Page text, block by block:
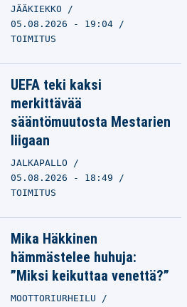
JÄÄKIEKKO
05.08.2026 - 19:04
TOIMITUS
UEFA teki kaksi
merkittävää
sääntömuutosta Mestarien
liigaan
JALKAPALLO
05.08.2026 - 18:49
TOIMITUS
Mika Häkkinen
hämmästelee huhuja:
”Miksi keikuttaa venettä?”
MOOTTORIURHEILU